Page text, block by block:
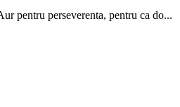
pentru perseverenta, pentru ca do...